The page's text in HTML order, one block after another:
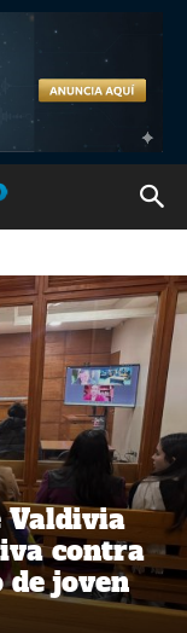
Valdivia
contra
joven